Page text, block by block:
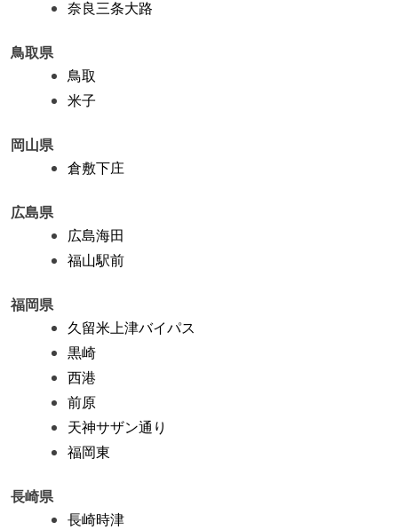
奈良三条大路
鳥取県
鳥取
米子
岡山県
倉敷下庄
広島県
広島海田
福山駅前
福岡県
久留米上津バイパス
黒崎
西港
前原
天神サザン通り
福岡東
長崎県
長崎時津